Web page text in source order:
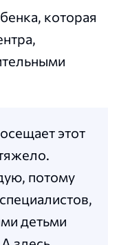
которая
этот
потому
детьми